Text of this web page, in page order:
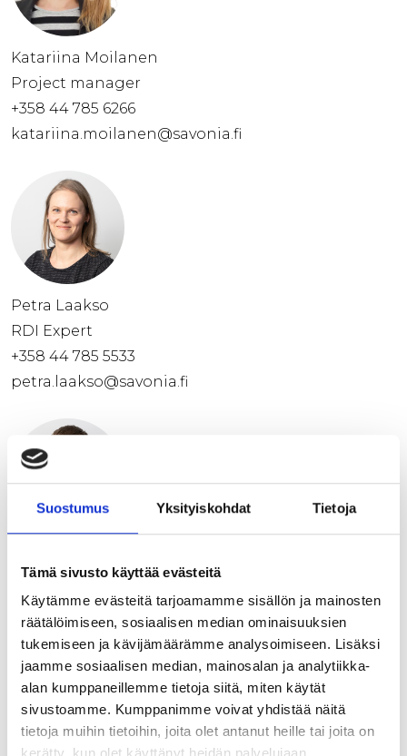
Suostumus Yksityiskohdat Tietoja
Tämä sivusto käyttää evästeitä
Käytämme evästeitä tarjoamamme sisällön ja mainosten
räätälöimiseen, sosiaalisen median ominaisuuksien
tukemiseen ja kävijämäärämme analysoimiseen. Lisäksi
jaamme sosiaalisen median, mainosalan ja analytiikka-
alan kumppaneillemme tietoja siitä, miten käytät
sivustoamme. Kumppanimme voivat yhdistää näitä
tietoja muihin tietoihin, joita olet antanut heille tai joita on
Katariina Moilanen
Project manager
+358 44 785 6266
katariina.moilanen@savonia.fi
Petra Laakso
RDI Expert
+358 44 785 5533
petra.laakso@savonia.fi
RDI Expert
+358 44 785 6853
kalle.sievanen@savonia.fi